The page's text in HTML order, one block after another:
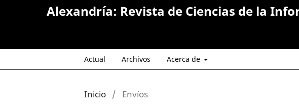
Alexandría: Revista de Ciencias de la
Actual Archivos Acerca de
Inicio / Envíos